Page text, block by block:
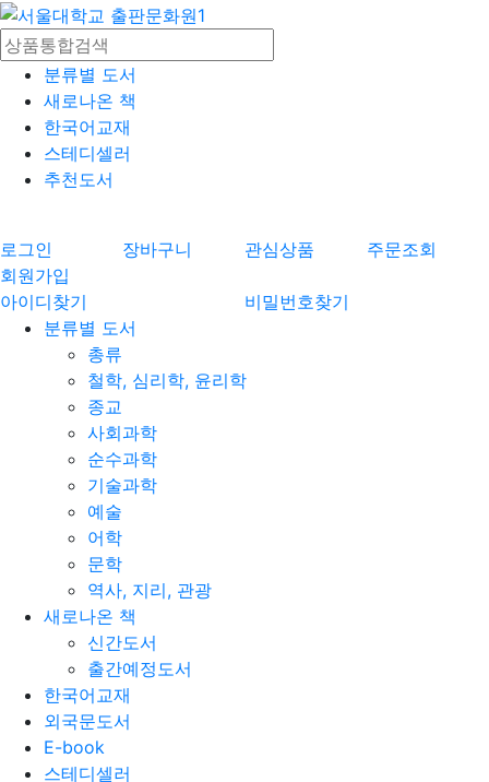
분류별 도서
새로나온 책
한국어교재
스테디셀러
추천도서
로그인 장바구니 관심상품
주문조회
회원가입
아이디찾기
비밀번호찾기
분류별 도서
총류
철학, 심리학, 윤리학
종교
사회과학
순수과학
기술과학
예술
어학
문학
역사, 지리, 관광
새로나온 책
신간도서
출간예정도서
한국어교재
외국문도서
E-book
스테디셀러